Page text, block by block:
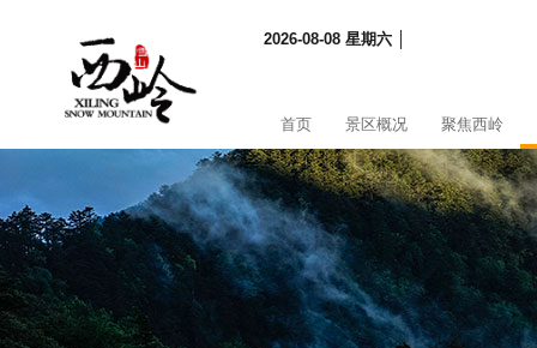
2026-08-08 星期六 │
首页 景区概况 聚焦西岭